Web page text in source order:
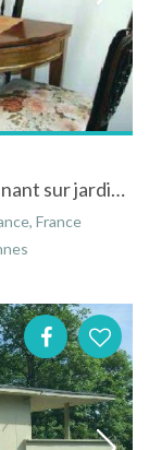
Appartement à Paris-Montmartre donnant sur jardin et atelier
France